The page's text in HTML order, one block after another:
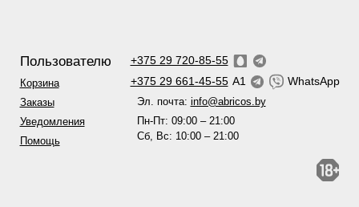
Пользователю
Корзина
Заказы
Уведомления
Помощь
+375 29 720-85-55
+375 29 661-45-55 A1 WhatsApp
Эл. почта: info@abricos.by
Пн-Пт: 09:00 – 21:00
Сб, Вс: 10:00 – 21:00